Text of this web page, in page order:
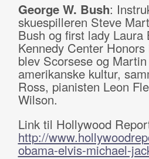
George W. Bush:
skuespilleren Steve
Bush og first lady
Kennedy Center
blev Scorsese og
amerikanske kultur,
Ross, pianisten Leon
Wilson.
Link til Hollywood
http://
obama-elvis-michael-